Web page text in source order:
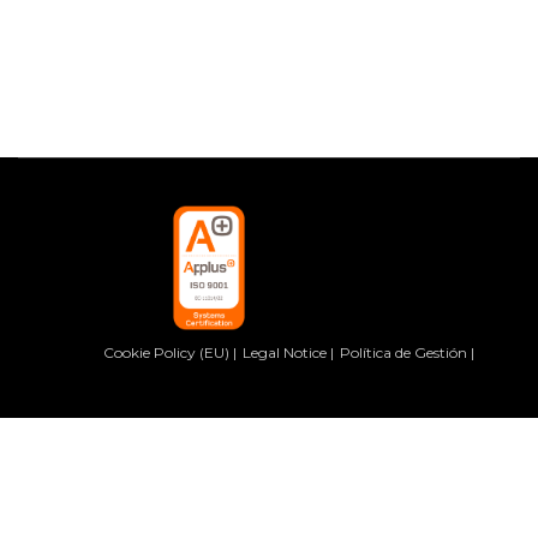
Cookie Policy (EU) Legal Notice Política de Gestión